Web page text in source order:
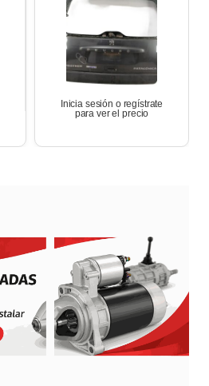
Inicia sesión o regístrate
para ver el precio